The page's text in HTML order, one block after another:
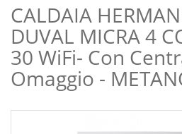
CALDAIA HERMANN SAUNIER
DUVAL MICRA 4
30 WiFi- Con
Omaggio -